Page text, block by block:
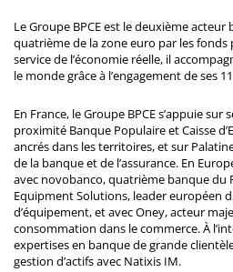
Le Groupe BPCE est le deuxième acteur
quatrième de la zone euro par les
service de l’économie réelle, il
le monde grâce à l’engagement de ses
En France, le Groupe BPCE s’appuie sur
proximité Banque Populaire et Caisse
ancrés dans les territoires, et sur
de la banque et de l’assurance. En
avec novobanco, quatrième banque du
Equipment Solutions, leader européen
d’équipement, et avec Oney, acteur
consommation dans le commerce. À
expertises en banque de grande
gestion d’actifs avec Natixis IM.